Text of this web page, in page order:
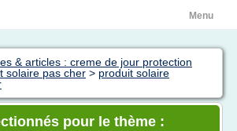
Menu
& articles : creme de jour protection
solaire pas cher > produit solaire
pour le thème :